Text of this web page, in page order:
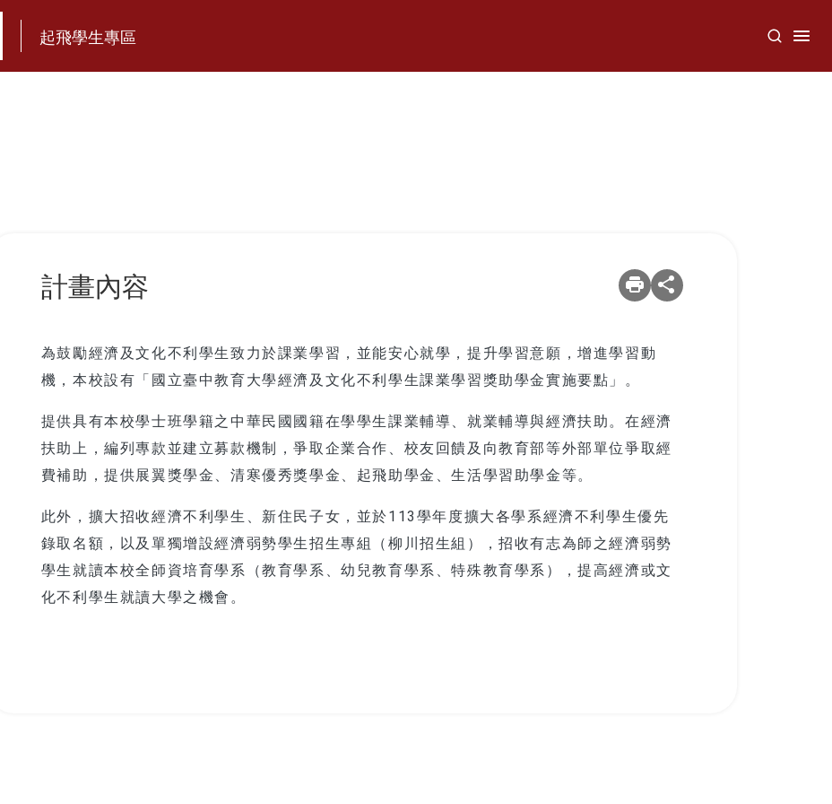
起飛學生專區
計畫內容
為鼓勵經濟及文化不利學生致力於課業學習，並能安心就學，提升學習意願，增進學習動
機，本校設有「國立臺中教育大學經濟及文化不利學生課業學習獎助學金實施要點」。
提供具有本校學士班學籍之中華民國國籍在學學生課業輔導、就業輔導與經濟扶助。在經濟
扶助上，編列專款並建立募款機制，爭取企業合作、校友回饋及向教育部等外部單位爭取經
費補助，提供展翼獎學金、清寒優秀獎學金、起飛助學金、生活學習助學金等。
此外，擴大招收經濟不利學生、新住民子女，並於113學年度擴大各學系經濟不利學生優先
錄取名額，以及單獨增設經濟弱勢學生招生專組（柳川招生組），招收有志為師之經濟弱勢
學生就讀本校全師資培育學系（教育學系、幼兒教育學系、特殊教育學系），提高經濟或文
化不利學生就讀大學之機會。